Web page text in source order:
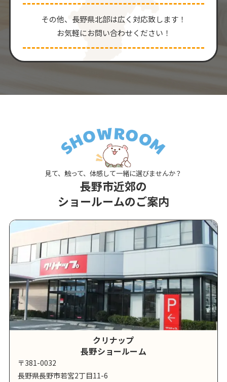
その他、⻑野県北部は広く対応致します！
お気軽にお問い合わせください！
見て、触って、体感して一緒に選びませんか？
長野市近郊の
ショールームのご案内
クリナップ
長野ショールーム
〒381-0032
長野県長野市若宮2丁目11-6